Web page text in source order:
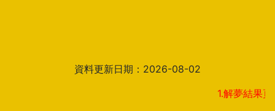
資料更新日期：2026-08-02
1.解夢結果頁新增